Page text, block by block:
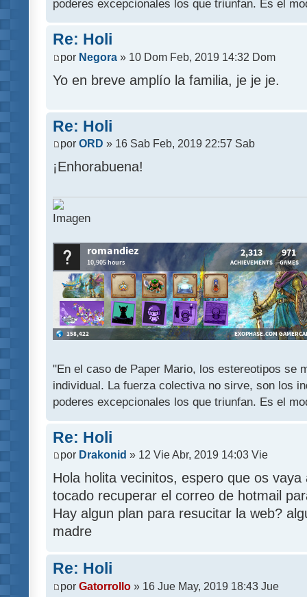
poderes excepcionales los que triunfan. Es el
Re: Holi
por Negora » 10 Dom Feb, 2019 14:32 Dom
Yo en breve amplío la familia, je je je.
Re: Holi
por ORD » 16 Sab Feb, 2019 22:57 Sab
¡Enhorabuena!
"En el caso de Paper Mario, los estereotipos se
individual. La fuerza colectiva no sirve, son los
poderes excepcionales los que triunfan. Es el
Re: Holi
por Drakonid » 12 Vie Abr, 2019 14:03 Vie
Hola holita vecinitos, espero que os
tocado recuperar el correo de hotmail
Hay algun plan para resucitar la web?
madre
Re: Holi
por Gatorrollo » 16 Jue May, 2019 18:43 Jue